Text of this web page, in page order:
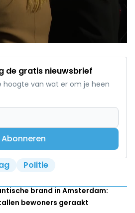
de gratis nieuwsbrief
hoogte van wat er om je heen
Abonneren
Politie
brand in Amsterdam:
bewoners geraakt